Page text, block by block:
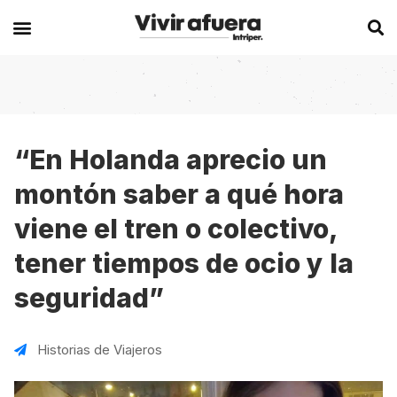
Secciones
Becas
Historias de viajeros
Intercambios
Postgrados
Visas
Europa
Alemania
Bélgica
Chipre
España
Francia
Experiencias en el extranjero
Australia
Canadá
España
Irlanda
Malta
“En Holanda aprecio un
montón saber a qué hora
viene el tren o colectivo,
tener tiempos de ocio y la
seguridad”
Historias de Viajeros